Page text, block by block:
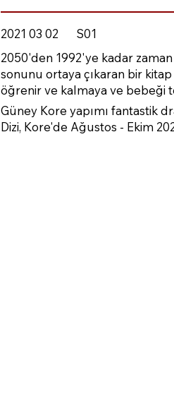
2021 03 02
S01
2050'den 1992'ye kadar
sonunu ortaya çıkaran bir
öğrenir ve kalmaya ve bebeği
Güney Kore yapımı fantastik
Dizi, Kore'de Ağustos - Ekim